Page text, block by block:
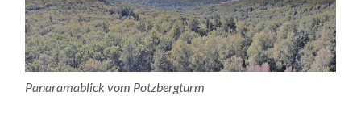
Panaramablick vom Potzbergturm